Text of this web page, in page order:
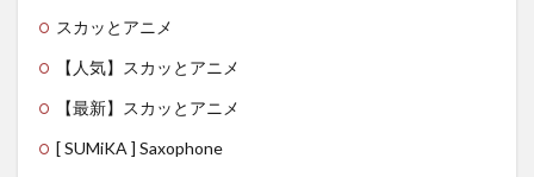
スカッとアニメ
【人気】スカッとアニメ
【最新】スカッとアニメ
[ SUMiKA ] Saxophone